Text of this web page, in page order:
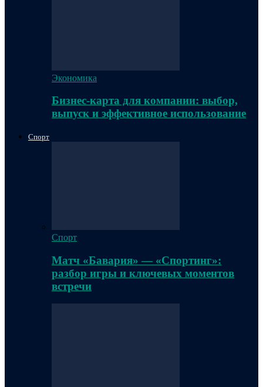
Экономика
Бизнес-карта для компании: выбор,
выпуск и эффективное использование
Спорт
Спорт
Матч «Бавария» — «Спортинг»:
разбор игры и ключевых моментов
встречи